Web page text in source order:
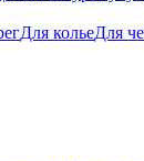
Для кольеДля